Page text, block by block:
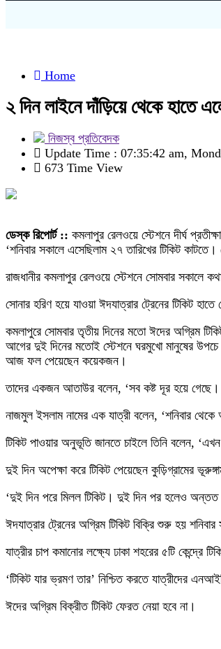
Home
২ দিন লাইনে দাঁড়িয়ে থেকে হাতে
নিজস্ব প্রতিবেদক
Update Time : 07:35:42 am,
673 Time View
ডেস্ক রিপোর্ট :: কমলাপুর রেলওয়ে স্টেশনে দীর্ঘ
‘শনিবার সকালে এসেছিলাম ২৭ তারিখের টিকিট
রাজধানীর কমলাপুর রেলওয়ে স্টেশনে সোমবার সকালে
সোনার হরিণ হয়ে যাওয়া ঈদযাত্রার ট্রেনের টিকিট
কমলাপুরে সোমবার তৃতীয় দিনের মতো ঈদের অগ্রিম
আগের দুই দিনের মতোই স্টেশনে ঘরমুখো মানুষের
আজ ফল পেয়েছেন কয়েকজন।
তাদের একজন আতাউর বলেন, ‘সব কষ্ট দূর হয়ে
নাজমুল ইসলাম নামের এক যাত্রী বলেন, ‘শনিবার
টিকিট পাওয়ার অনুভূতি জানতে চাইলে তিনি বলেন,
দুই দিন অপেক্ষা করে টিকিট পেয়েছেন কুড়িগ্রামের
‘দুই দিন পরে মিলল টিকিট। দুই দিন পর হলেও
ঈদযাত্রার ট্রেনের অগ্রিম টিকিট বিক্রি শুরু হয়
যাত্রীর চাপ কমানোর লক্ষ্যে ঢাকা শহরের ৫টি কেন্দ্রে
‘টিকিট যার ভ্রমণ তার’ নিশ্চিত করতে যাত্রীদের
ঈদের অগ্রিম বিক্রীত টিকিট ফেরত নেয়া হবে না।